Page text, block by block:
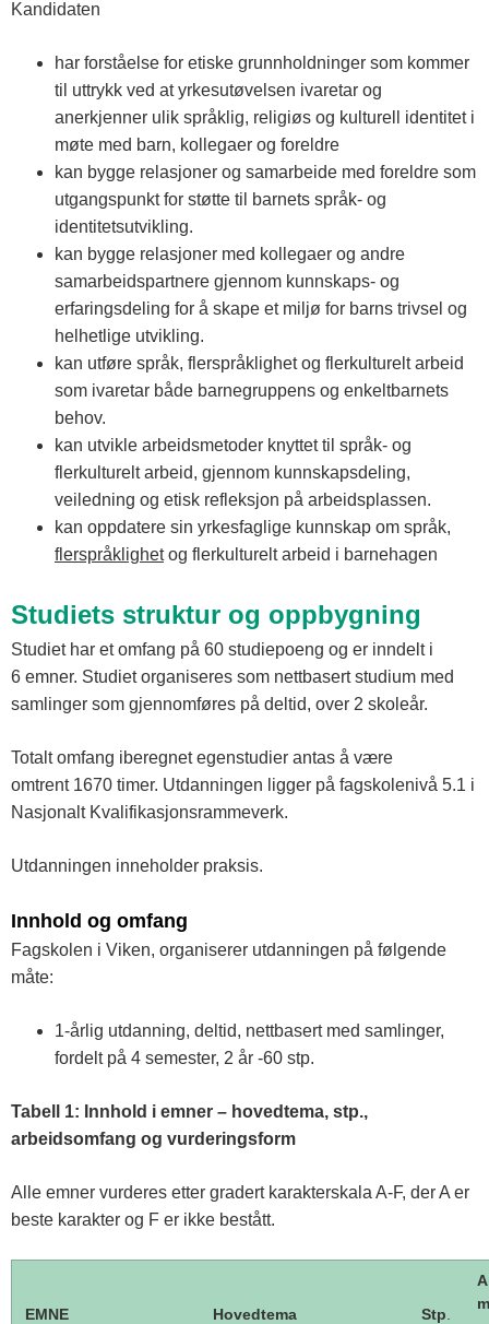
Kandidaten
har forståelse for etiske grunnholdninger som kommer
til uttrykk ved at yrkesutøvelsen ivaretar og
anerkjenner ulik språklig, religiøs og kulturell identitet i
møte med barn, kollegaer og foreldre
kan bygge relasjoner og samarbeide med foreldre som
utgangspunkt for støtte til barnets språk- og
identitetsutvikling.
kan bygge relasjoner med kollegaer og andre
samarbeidspartnere gjennom kunnskaps- og
erfaringsdeling for å skape et miljø for barns trivsel og
helhetlige utvikling.
kan utføre språk, flerspråklighet og flerkulturelt arbeid
som ivaretar både barnegruppens og enkeltbarnets
behov.
kan utvikle arbeidsmetoder knyttet til språk- og
flerkulturelt arbeid, gjennom kunnskapsdeling,
veiledning og etisk refleksjon på arbeidsplassen.
kan oppdatere sin yrkesfaglige kunnskap om språk,
flerspråklighetog flerkulturelt arbeid i barnehagen
Studiets struktur og oppbygning
Studiet har et omfang på 60 studiepoeng og er inndelt i
6 emner. Studiet organiseres som nettbasert studium med
samlinger som gjennomføres på deltid, over 2 skoleår.
Totalt omfang iberegnet egenstudier antas å være
omtrent 1670 timer. Utdanningen ligger på fagskolenivå 5.1 i
Nasjonalt Kvalifikasjonsrammeverk.
Utdanningen inneholder praksis.
Innhold og omfang
Fagskolen i Viken, organiserer utdanningen på følgende
måte:
1-årlig utdanning, deltid, nettbasert med samlinger,
fordelt på 4 semester, 2 år -60 stp.
Tabell 1: Innhold i emner – hovedtema, stp.,
arbeidsomfang og vurderingsform
Alle emner vurderes etter gradert karakterskala A-F, der A er
beste karakter og F er ikke bestått.
EMNE Hovedtema Stp